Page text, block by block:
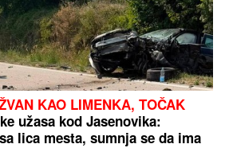
KAO LIMENKA, TOČAK
užasa kod Jasenovika:
lica mesta, sumnja se da ima